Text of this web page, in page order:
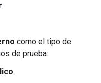
.
como el tipo de
de prueba:
.